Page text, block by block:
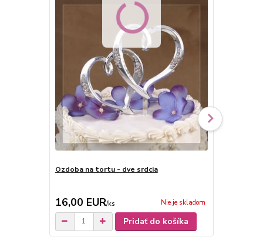
Ozdoba na tortu - dve srdcia
16,00 EUR/ks Nie je skladom
Pridať do košíka